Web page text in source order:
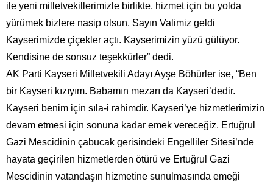
ile yeni milletvekillerimizle birlikte, hizmet için bu yolda
yürümek bizlere nasip olsun. Sayın Valimiz geldi
Kayserimizde çiçekler açtı. Kayserimizin yüzü gülüyor.
Kendisine de sonsuz teşekkürler” dedi.
AK Parti Kayseri Milletvekili Adayı Ayşe Böhürler ise, “Ben
bir Kayseri kızıyım. Babamın mezarı da Kayseri’dedir.
Kayseri benim için sıla-i rahimdir. Kayseri’ye hizmetlerimizin
devam etmesi için sonuna kadar emek vereceğiz. Ertuğrul
Gazi Mescidinin çabucak gerisindeki Engelliler Sitesi’nde
hayata geçirilen hizmetlerden ötürü ve Ertuğrul Gazi
Mescidinin vatandaşın hizmetine sunulmasında emeği